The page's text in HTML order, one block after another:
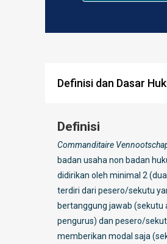
Definisi dan Dasar
Definisi
Commanditaire
badan usaha non badan
didirikan oleh minimal 2
terdiri dari pesero/sekutu
bertanggung jawab
pengurus) dan pesero/
memberikan modal saja